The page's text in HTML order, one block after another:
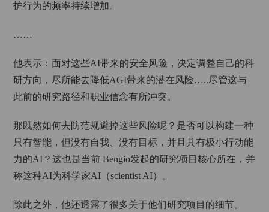
护行为的频率持续增加。
……
他表示：面对这些AI带来的安全风险，决定调整自己的科
研方向，尽所能去降低AGI带来的潜在风险…..尽管这与
此前的研究路径和职业信念有所冲突。
那既然如何去防范规避掉这些风险呢？是否可以构建一种
只有智能，但没有自我、没有目标，并且具有极小行动能
力的AI？这也是当前 Bengio发起的研究项目核心所在，并
称这种AI为科学家AI（scientist AI）。
除此之外，他还透露了很多关于他们研究项目的细节。